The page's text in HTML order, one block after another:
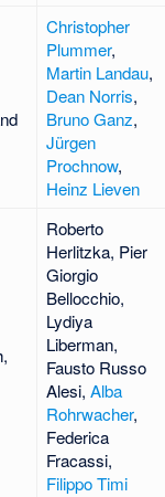
Christopher
Plummer,
Martin Landau,
Dean Norris,
Bruno Ganz,
Jürgen
Prochnow,
Heinz Lieven
Roberto
Herlitzka, Pier
Giorgio
Bellocchio,
Lydiya
Liberman,
Fausto Russo
Alesi, Alba
Rohrwacher,
Federica
Fracassi,
Filippo Timi